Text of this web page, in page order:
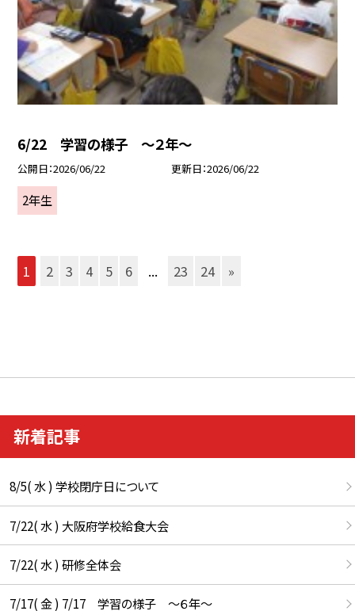
6/22 学習の様子 ～２年～
公開日 2026/06/22 更新日 2026/06/22
2年生
1 2 3 4 5 6 ... 23 24 »
新着記事
8/5( 水 ) 学校閉庁日について
7/22( 水 ) 大阪府学校給食大会
7/22( 水 ) 研修全体会
7/17( 金 ) 7/17 学習の様子 ～６年～